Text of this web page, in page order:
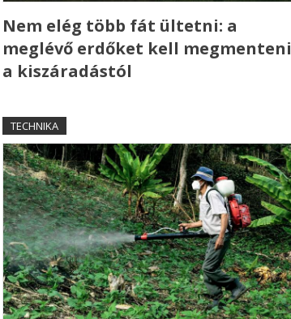
Nem elég több fát ültetni: a
meglévő erdőket kell megmenteni
a kiszáradástól
TECHNIKA